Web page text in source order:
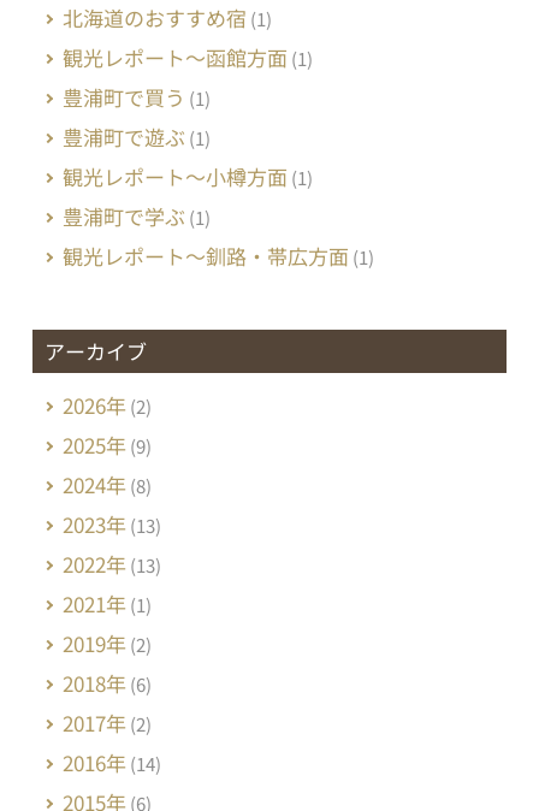
北海道のおすすめ宿 (1)
観光レポート～函館方面 (1)
豊浦町で買う (1)
豊浦町で遊ぶ (1)
観光レポート～小樽方面 (1)
豊浦町で学ぶ (1)
観光レポート～釧路・帯広方面 (1)
アーカイブ
2026年(2)
2025年(9)
2024年(8)
2023年(13)
2022年(13)
2021年(1)
2019年(2)
2018年(6)
2017年(2)
2016年(14)
2015年(6)